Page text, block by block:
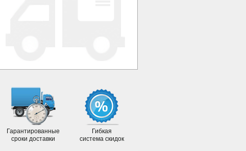
Гарантированные
сроки доставки
Гибкая
система скидок